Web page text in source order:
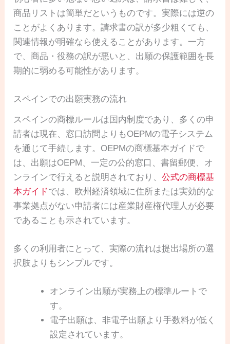
商品リストは簡単だというものです。実際には逆の
ことがよくあります。請求書の訳が多少粗くても、
関連情報が明確なら使えることがあります。一方
で、商品・役務の訳が悪いと、出願の保護範囲を長
期的に弱める可能性があります。
スペインでの出願実務の流れ
スペインの商標ルールは国内制度であり、多くの申
請者は現在、窓口訪問よりもOEPMの電子システム
を通じて手続します。OEPMの商標基本ガイドで
は、出願はOEPM、一定の公的窓口、書留郵便、オ
ンラインで行えると説明されており、公式の商標基
本ガイドでは、欧州経済領域に住所または実効的な
事業拠点がない申請者には産業財産権代理人が必要
であることも示されています。
多くの利用者にとって、実際の流れは提出場所の選
択肢よりもシンプルです。
オンライン出願が実務上の標準ルートで
す。
電子出願は、非電子出願より手数料が低く
設定されています。